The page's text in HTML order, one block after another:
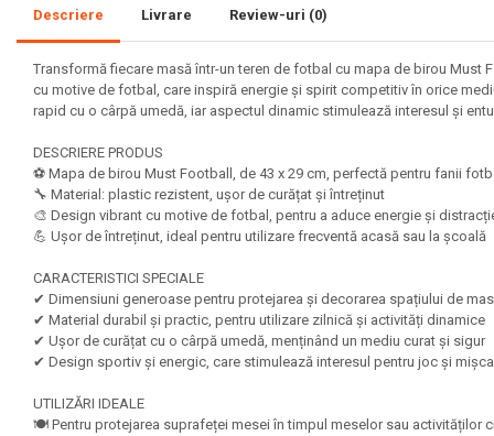
Pensule cu rezervor
Pensule scolare bucata
Pensule scolare set
Lipiciuri
Hartie si carton colorate
Hartie Creponata, Hartie
Glasata
Trusa geometrie scolara
Rigle, echere si raportor
plastic
Sticle, caserole, pusculite,
suporturi copii
Descriere Livrare Review-uri (0)
Transformă fiecare masă într-un teren de fotbal cu mapa de birou
cu motive de fotbal, care inspiră energie și spirit competitiv în orice
rapid cu o cârpă umedă, iar aspectul dinamic stimulează interesul și
DESCRIERE PRODUS
⚽ Mapa de birou Must Football, de 43 x 29 cm, perfectă pentru fanii
🔧 Material: plastic rezistent, ușor de curățat și întreținut
🎨 Design vibrant cu motive de fotbal, pentru a aduce energie și
💪 Ușor de întreținut, ideal pentru utilizare frecventă acasă sau la școală
CARACTERISTICI SPECIALE
✔ Dimensiuni generoase pentru protejarea și decorarea spațiului de
✔ Material durabil și practic, pentru utilizare zilnică și activități dinamice
✔ Ușor de curățat cu o cârpă umedă, menținând un mediu curat și sigur
✔ Design sportiv și energic, care stimulează interesul pentru joc și
UTILIZĂRI IDEALE
🍽️ Pentru protejarea suprafeței mesei în timpul meselor sau activităților